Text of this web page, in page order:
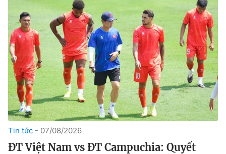
Tin tức 07/08/2026
ĐT Việt Nam vs ĐT Campuchia: Quyết